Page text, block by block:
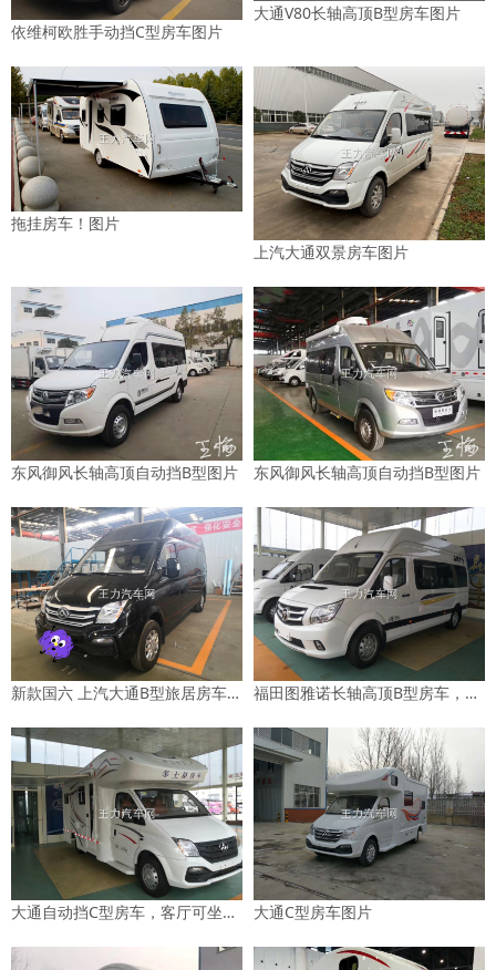
依维柯欧胜手动挡C型房车图片
大通V80长轴高顶B型房车图片
拖挂房车！图片
上汽大通双景房车图片
东风御风长轴高顶自动挡B型图片 东风御风长轴高顶自动挡B型图片
新款国六 上汽大通B型旅居房车图片 福田图雅诺长轴高顶B型房车，全新布局，配置高，图片
大通自动挡C型房车，客厅可坐6人，桌子可当麻将桌使用！图片 大通C型房车图片